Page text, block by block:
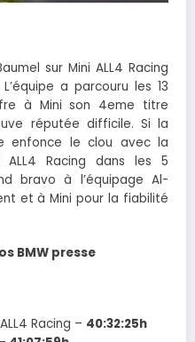
sur Mini ALL4 Racing
a parcouru les 13
à Mini son 4eme titre
réputée difficile. Si la
enfonce le clou avec la
Racing dans les 5
bravo à l’équipage Al-
et à Mini pour la fiabilité
BMW presse
Racing – 40:32:25h